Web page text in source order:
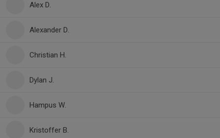
Alex D.
Alexander D.
Christian H.
Dylan J.
Hampus W.
Kristoffer B.